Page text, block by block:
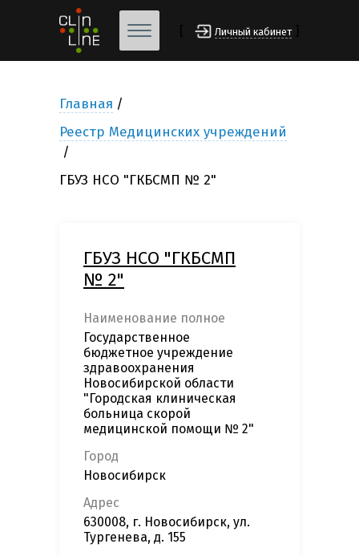
Личный кабинет
Главная
Реестр Медицинских учреждений
ГБУЗ НСО "ГКБСМП № 2"
ГБУЗ НСО "ГКБСМП
№ 2"
Наименование полное
Государственное
бюджетное учреждение
здравоохранения
Новосибирской области
"Городская клиническая
больница скорой
медицинской помощи № 2"
Город
Новосибирск
Адрес
630008, г. Новосибирск, ул.
Тургенева, д. 155